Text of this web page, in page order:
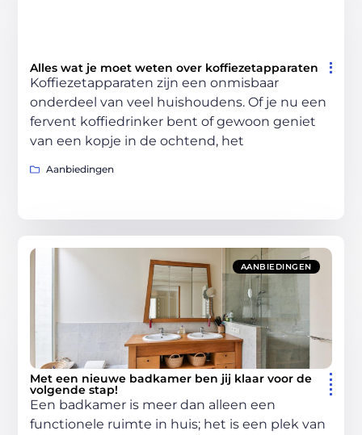
Alles wat je moet weten over koffiezetapparaten
Koffiezetapparaten zijn een onmisbaar
onderdeel van veel huishoudens. Of je nu een
fervent koffiedrinker bent of gewoon geniet
van een kopje in de ochtend, het
Aanbiedingen
AANBIEDINGEN
Met een nieuwe badkamer ben jij klaar voor de
volgende stap!
Een badkamer is meer dan alleen een
functionele ruimte in huis; het is een plek van